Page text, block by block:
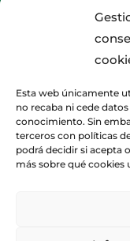
Esta web únicamente
no recaba ni cede
conocimiento. Sin
terceros con políticas
podrá decidir si acepta
más sobre qué cookies